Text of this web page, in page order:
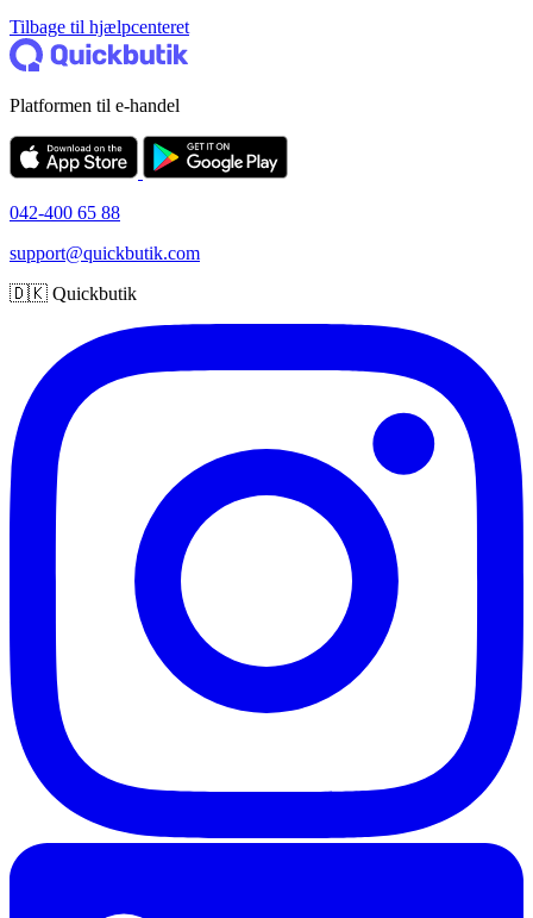
Tilbage til hjælpcenteret
Platformen til e-handel
042-400 65 88
support@quickbutik.com
🇩🇰 Quickbutik